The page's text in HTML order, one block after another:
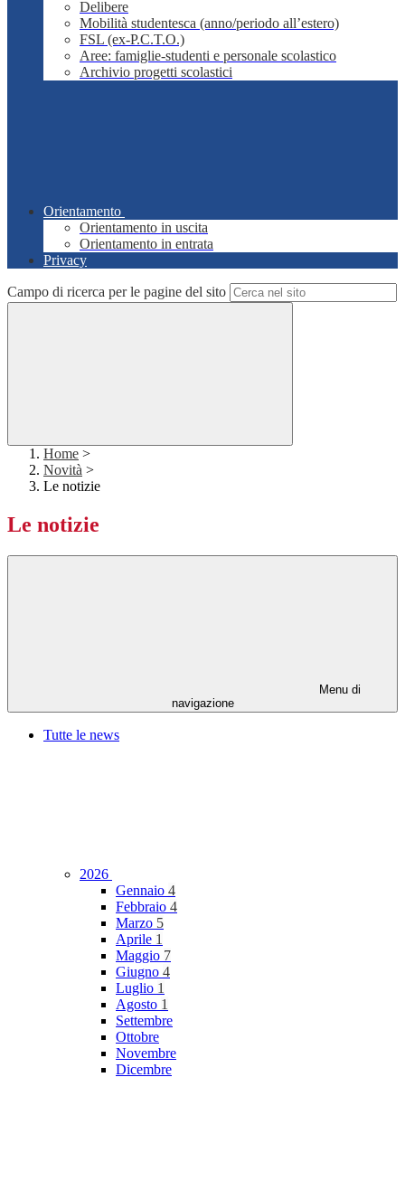
Delibere
Mobilità studentesca (anno/periodo all’estero)
FSL (ex-P.C.T.O.)
Aree: famiglie-studenti e personale scolastico
Archivio progetti scolastici
Orientamento
Orientamento in uscita
Orientamento in entrata
Privacy
Campo di ricerca per le pagine del sito
Home >
Novità >
Le notizie
Le notizie
Menu di
navigazione
Tutte le news
2026
Gennaio 4
Febbraio 4
Marzo 5
Aprile 1
Maggio 7
Giugno 4
Luglio 1
Agosto 1
Settembre
Ottobre
Novembre
Dicembre